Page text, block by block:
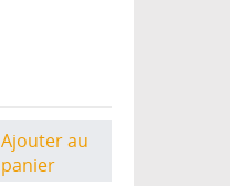
Ajouter au
panier